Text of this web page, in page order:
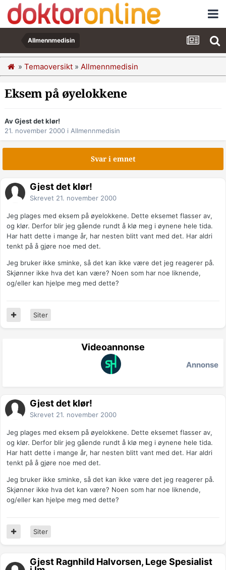
Allmennmedisin
» Temaoversikt » Allmennmedisin
Eksem på øyelokkene
Av Gjest det klør!
21. november 2000 i Allmennmedisin
Svar i emnet
Gjest det klør!
Skrevet 21. november 2000
Jeg plages med eksem på øyelokkene. Dette eksemet flasser av,
og klør. Derfor blir jeg gående rundt å klø meg i øynene hele tida.
Har hatt dette i mange år, har nesten blitt vant med det. Har aldri
tenkt på å gjøre noe med det.
Jeg bruker ikke sminke, så det kan ikke være det jeg reagerer på.
Skjønner ikke hva det kan være? Noen som har noe liknende,
og/eller kan hjelpe meg med dette?
Siter
Videoannonse
Annonse
Gjest det klør!
Skrevet 21. november 2000
Jeg plages med eksem på øyelokkene. Dette eksemet flasser av,
og klør. Derfor blir jeg gående rundt å klø meg i øynene hele tida.
Har hatt dette i mange år, har nesten blitt vant med det. Har aldri
tenkt på å gjøre noe med det.
Jeg bruker ikke sminke, så det kan ikke være det jeg reagerer på.
Skjønner ikke hva det kan være? Noen som har noe liknende,
og/eller kan hjelpe meg med dette?
Siter
Gjest Ragnhild Halvorsen, Lege Spesialist